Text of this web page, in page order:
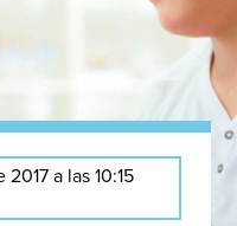
a las 10:15